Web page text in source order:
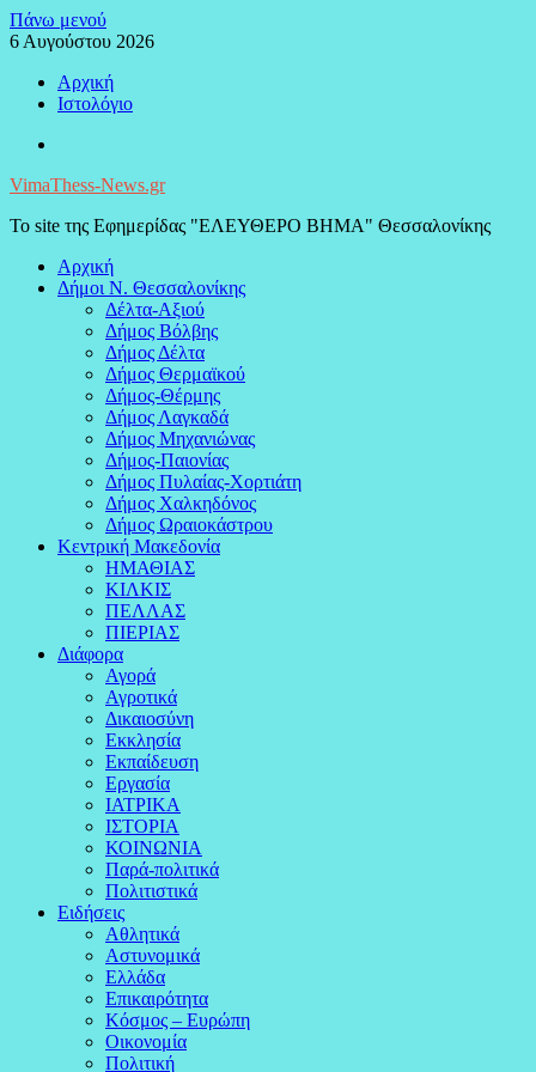
Μεταπηδήστε
στο
Πάνω μενού
6 Αυγούστου 2026
Αρχική
Ιστολόγιο
VimaThess-News.gr
Το site της Εφημερίδας "ΕΛΕΥΘΕΡΟ ΒΗΜΑ" Θεσσαλονίκης
Αρχική
Δήμοι Ν. Θεσσαλονίκης
Δέλτα-Αξιού
Δήμος Βόλβης
Δήμος Δέλτα
Δήμος Θερμαϊκού
Δήμος-Θέρμης
Δήμος Λαγκαδά
Δήμος Μηχανιώνας
Δήμος-Παιονίας
Δήμος Πυλαίας-Χορτιάτη
Δήμος Χαλκηδόνος
Δήμος Ωραιοκάστρου
Κεντρική Μακεδονία
ΗΜΑΘΙΑΣ
ΚΙΛΚΙΣ
ΠΕΛΛΑΣ
ΠΙΕΡΙΑΣ
Διάφορα
Αγορά
Αγροτικά
Δικαιοσύνη
Εκκλησία
Εκπαίδευση
Εργασία
ΙΑΤΡΙΚΑ
ΙΣΤΟΡΙΑ
ΚΟΙΝΩΝΙΑ
Παρά-πολιτικά
Πολιτιστικά
Ειδήσεις
Αθλητικά
Αστυνομικά
Ελλάδα
Επικαιρότητα
Κόσμος – Ευρώπη
Οικονομία
Πολιτική